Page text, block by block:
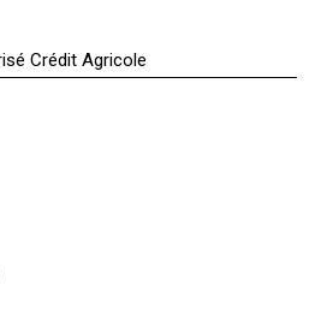
Crédit Agricole